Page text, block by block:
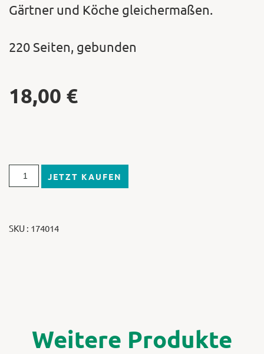
Gärtner und Köche gleichermaßen.
220 Seiten, gebunden
18,00 €
JETZT KAUFEN
SKU : 174014
Weitere Produkte